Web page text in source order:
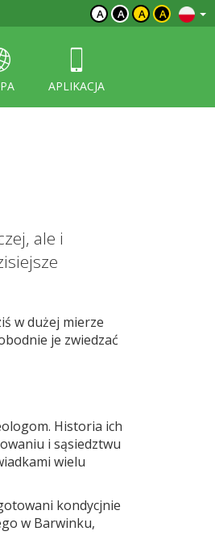
A A A A
APLIKACJA
ale i
w dużej mierze
je zwiedzać
Historia ich
i sąsiedztwu
wielu
kondycjnie
w Barwinku,